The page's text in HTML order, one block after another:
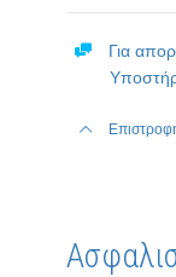
Για